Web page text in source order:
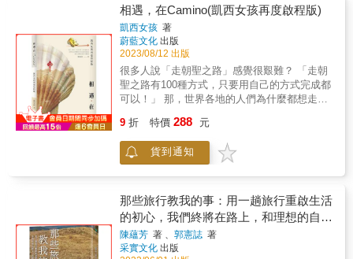
滿溫度的書，充分感受到Servas的核心價值與
青年旅遊精神是一致的，深度探索當地、理解
與尊重、跨文化學習、認識新朋友。Servas更
重視開放共享、緊密連結友誼。書中分享許多
感動的經歷及故事，讓我也想跟著Servas！&
入住刺激又恐佈的青年旅館；度過可怕的冬日
歐洲之行；然後期待，下一次再出發踏上旅
途。擁有30萬觀看影片人氣 YouTuber，一個胖
妹的成長旅程，旅毒成癮，送給準備計畫獨遊
和曾經想獨遊的你。「我花了32年學習當一個
正常的人，在『正確的路上』成為一個『成功
的人』。32歲，我決定重新開始，把以往的價
值通通拋走，當不正常的人，走不平常的
路。」我是豚長Joey。
相遇，在Camino(凱西女孩再度啟程版)
凱西女孩 著
蔚藍文化 出版
2023/08/12 出版
很多人說「走朝聖之路」感覺很艱難？ 「走朝
聖之路有100種方式，只要用自己的方式完成都
可以！」 那，世界各地的人們為什麼都想走朝
離婚、失業、退休，也有人是為了挑戰自己的
弱點， 但不約而同地，大家都是為了遇見新的
自己。 在朝聖之路與每個朝聖者的靈魂相遇，
包容的可能。 只要「我想走走看朝聖之路」這
個念頭曾經在腦海中閃過， 我都會鼓勵你出發
吧！ Don&rsquo;t dream about your life, live in
your dream ! ★全新增訂凱西女孩勇闖雙朝聖
之路之「熊野古道」四篇旅途紀實、熊野古道
9 折 特價 288 元
貨到通知
那些旅行教我的事：用一趟旅行重啟生活
的初心，我們終將在路上，和理想的自己
相遇
陳蘊芳 著 、郭憲誌 著
采實文化 出版